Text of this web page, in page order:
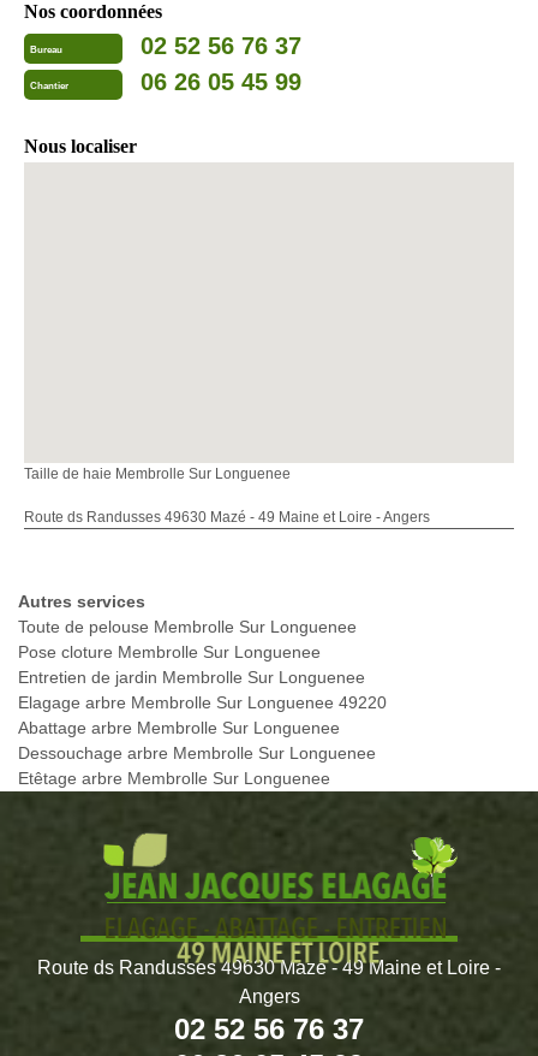
Nos coordonnées
Bureau 02 52 56 76 37
Chantier 06 26 05 45 99
Nous localiser
Taille de haie Membrolle Sur Longuenee
Route ds Randusses 49630 Mazé - 49 Maine et Loire - Angers
Autres services
Toute de pelouse Membrolle Sur Longuenee
Pose cloture Membrolle Sur Longuenee
Entretien de jardin Membrolle Sur Longuenee
Elagage arbre Membrolle Sur Longuenee 49220
Abattage arbre Membrolle Sur Longuenee
Dessouchage arbre Membrolle Sur Longuenee
Etêtage arbre Membrolle Sur Longuenee
Route ds Randusses 49630 Mazé - 49 Maine et Loire -
Angers
02 52 56 76 37